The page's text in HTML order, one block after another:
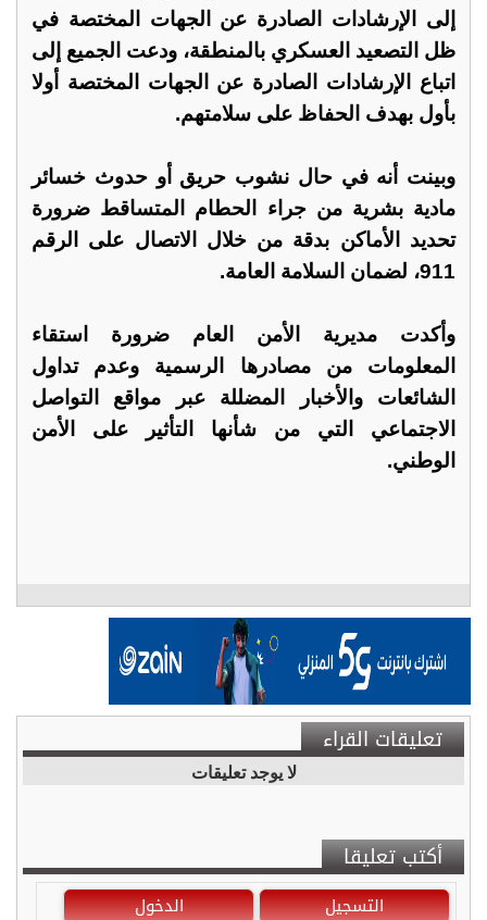
إلى الإرشادات الصادرة عن الجهات المختصة في
ظل التصعيد العسكري بالمنطقة، ودعت الجميع إلى
اتباع الإرشادات الصادرة عن الجهات المختصة أولا
بأول بهدف الحفاظ على سلامتهم.
وبينت أنه في حال نشوب حريق أو حدوث خسائر
مادية بشرية من جراء الحطام المتساقط ضرورة
تحديد الأماكن بدقة من خلال الاتصال على الرقم
911، لضمان السلامة العامة.
وأكدت مديرية الأمن العام ضرورة استقاء
المعلومات من مصادرها الرسمية وعدم تداول
الشائعات والأخبار المضللة عبر مواقع التواصل
الاجتماعي التي من شأنها التأثير على الأمن
الوطني.
تعليقات القراء
لا يوجد تعليقات
أكتب تعليقا
التسجيل الدخول